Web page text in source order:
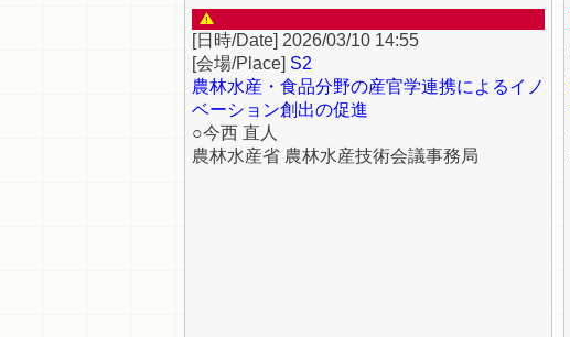
2026/03/10 14:55
S2
農林水産・食品分野の産官学連携によるイノ
ベーション創出の促進
○今西 直人
農林水産省 農林水産技術会議事務局